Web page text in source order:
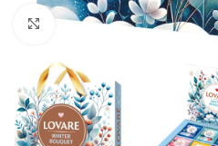
Kliknij, aby powiększyć